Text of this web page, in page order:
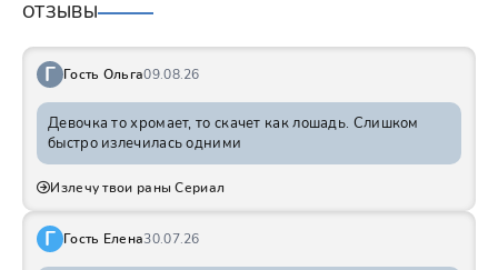
ОТЗЫВЫ
Г Гость Ольга09.08.26
Девочка то хромает, то скачет как лошадь. Слишком
быстро излечилась одними
Излечу твои раны Сериал
Г Гость Елена30.07.26